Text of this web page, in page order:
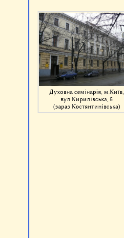
Духовна семінарія, м.Київ,
вул.Кирилівська, 5
(зараз Костянтинівська)